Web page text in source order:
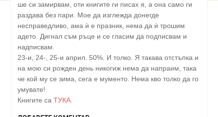
ше си замирвам, оти книгите ги писах я, а она само ги
раздава без пари. Мое да изглежда донегде
несправедливо, ама ѝ е празник, нема да ѝ трошим
адето. Дигнал съм ръце и се гласим да подписвам и
надписвам.
23-и, 24-, 25-и април. 50%. И толко. Я такава отстъпка и
на мою си рожден день никогиж нема да напраим, така
че кой му се зима, сега е мументо. Нема кво толко да го
умувате!
Книгите са ТУКА.